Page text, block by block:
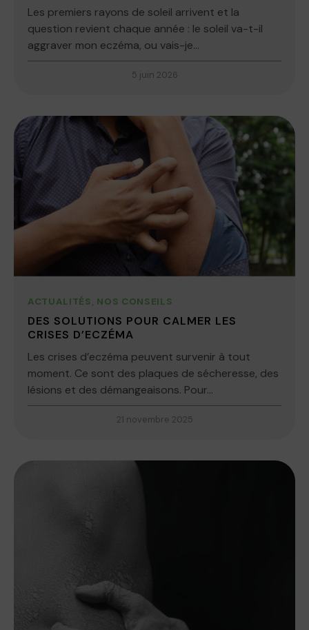
Les premiers rayons de soleil arrivent et la
question revient chaque année : le soleil va-t-il
aggraver mon eczéma, ou vais-je...
5 juin 2026
ACTUALITÉS, NOS CONSEILS
DES SOLUTIONS POUR CALMER LES
CRISES D’ECZÉMA
Les crises d’eczéma peuvent survenir à tout
moment. Ce sont des plaques de sécheresse, des
lésions et des démangeaisons. Pour...
21 novembre 2025